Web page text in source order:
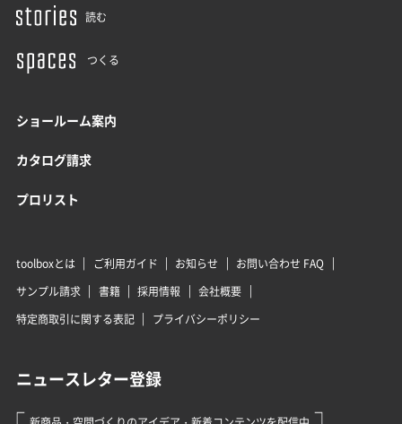
読む
つくる
ショールーム案内
カタログ請求
プロリスト
toolboxとは ご利用ガイド お知らせ
お問い合わせ FAQ
サンプル請求
書籍 採用情報
会社概要
特定商取引に関する表記
プライバシーポリシー